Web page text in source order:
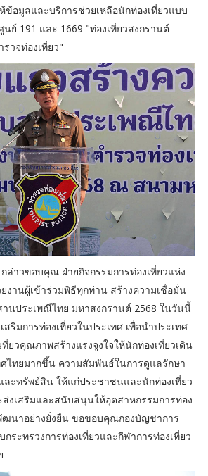
ข้อมูลและบริการช่วยเหลือนักท่องเที่ยวแบบ
นย์ 191 และ 1669 "ท่องเที่ยวสงกรานต์
วจท่องเที่ยว"
ล่าวขอบคุณ ฝ่ายกิจกรรมการท่องเที่ยวแห่ง
งานผู้เข้าร่วมพิธีทุกท่าน สร้างความเชื่อมั่น
นประเพณีไทย มหาสงกรานต์ 2568 ในวันนี้
ริมการท่องเที่ยวในประเทศ เพื่อนำประเทศ
ยวคุณภาพสร้างแรงจูงใจให้นักท่องเที่ยวเดิน
ศไทยมากขึ้น ความสัมพันธ์ในการดูแลรักษา
ะทรัพย์สิน ให้แก่ประชาชนและนักท่องเที่ยว
งเสริมและสนับสนุนให้อุตสาหกรรมการท่อง
ฒนาอย่างยั่งยืน ขอขอบคุณกองบัญชาการ
กระทรวงการท่องเที่ยวและกีฬาการท่องเที่ยว